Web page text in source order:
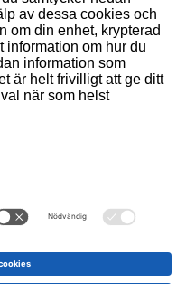
80 00
oss
Mässan Gothia
stiftelse och är en av
mötesplatser med ett